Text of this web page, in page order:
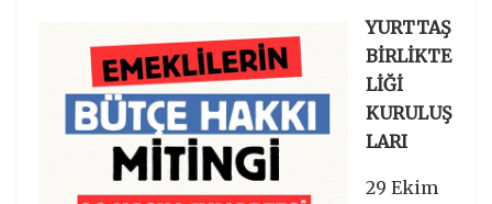
YURTTAŞ
BİRLİKTE
LİĞİ
KURULUŞ
LARI
29 Ekim